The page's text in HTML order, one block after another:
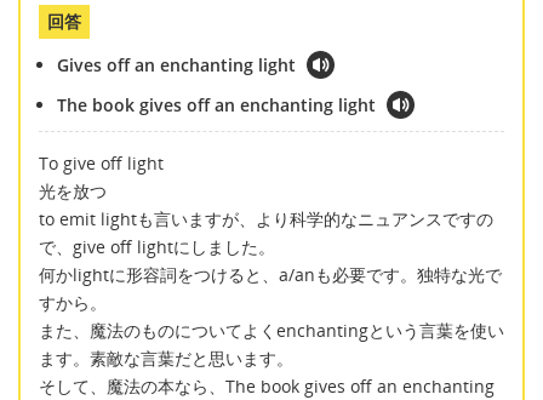
回答
Gives off an enchanting light
The book gives off an enchanting light
To give off light
光を放つ
to emit lightも言いますが、より科学的なニュアンスですの
で、give off lightにしました。
何かlightに形容詞をつけると、a/anも必要です。独特な光で
すから。
また、魔法のものについてよくenchantingという言葉を使い
ます。素敵な言葉だと思います。
そして、魔法の本なら、The book gives off an enchanting